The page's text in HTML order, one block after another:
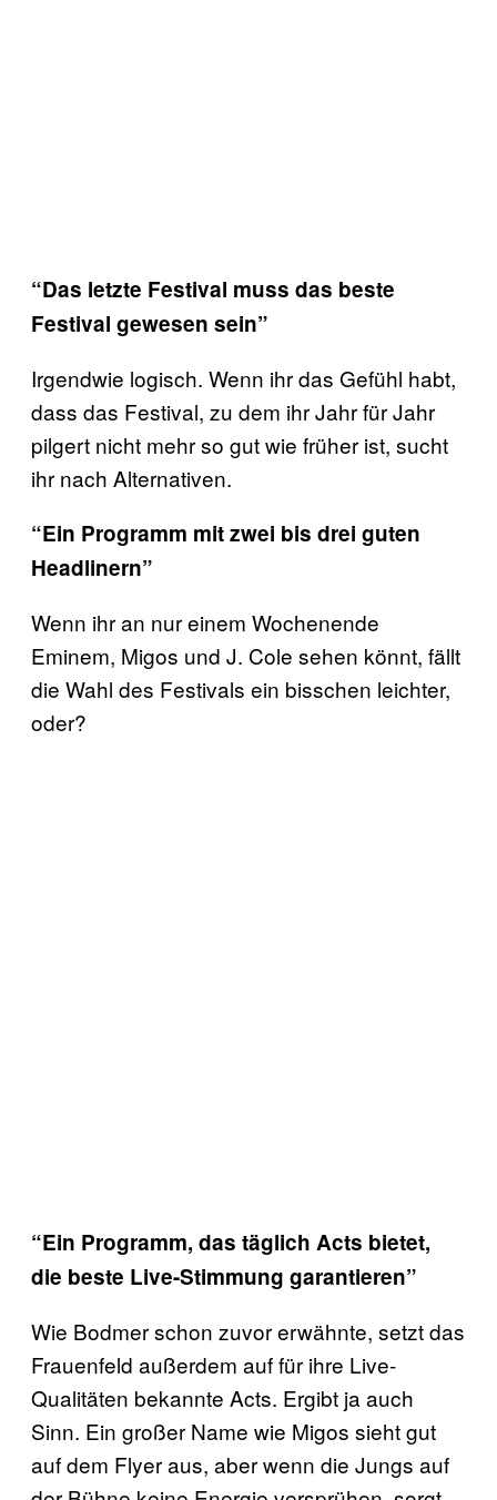
“Das letzte Festival muss das beste
Festival gewesen sein”
Irgendwie logisch. Wenn ihr das Gefühl habt,
dass das Festival, zu dem ihr Jahr für Jahr
pilgert nicht mehr so gut wie früher ist, sucht
ihr nach Alternativen.
“Ein Programm mit zwei bis drei guten
Headlinern”
Wenn ihr an nur einem Wochenende
Eminem, Migos und J. Cole sehen könnt, fällt
die Wahl des Festivals ein bisschen leichter,
oder?
“Ein Programm, das täglich Acts bietet,
die beste Live-Stimmung garantieren”
Wie Bodmer schon zuvor erwähnte, setzt das
Frauenfeld außerdem auf für ihre Live-
Qualitäten bekannte Acts. Ergibt ja auch
Sinn. Ein großer Name wie Migos sieht gut
auf dem Flyer aus, aber wenn die Jungs auf